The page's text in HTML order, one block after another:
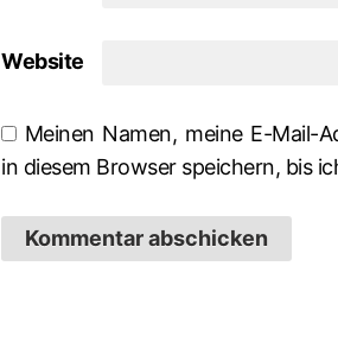
Website
Meinen Namen, meine E-Mail-
in diesem Browser speichern, bis